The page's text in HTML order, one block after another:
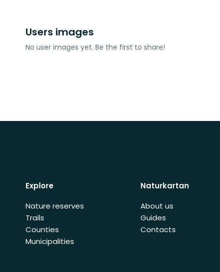
Users images
No user images yet. Be the first to share!
Explore
Nature reserves
Trails
Counties
Municipalities
Naturkartan
About us
Guides
Contacts